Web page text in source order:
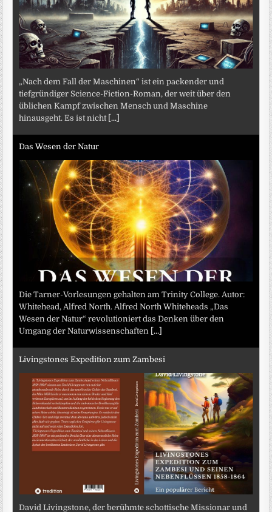
„Nach dem Fall der Maschinen“ ist ein packender und
tiefgründiger Science-Fiction-Roman, der weit über den
üblichen Kampf zwischen Mensch und Maschine
hinausgeht. Es ist nicht [...]
Das Wesen der Natur
Die Tarner-Vorlesungen gehalten am Trinity College. Autor:
Whitehead, Alfred North. Alfred North Whiteheads „Das
Wesen der Natur“ revolutioniert das Denken über den
Umgang der Naturwissenschaften [...]
Livingstones Expedition zum Zambesi
David Livingstone, der berühmte schottische Missionar und